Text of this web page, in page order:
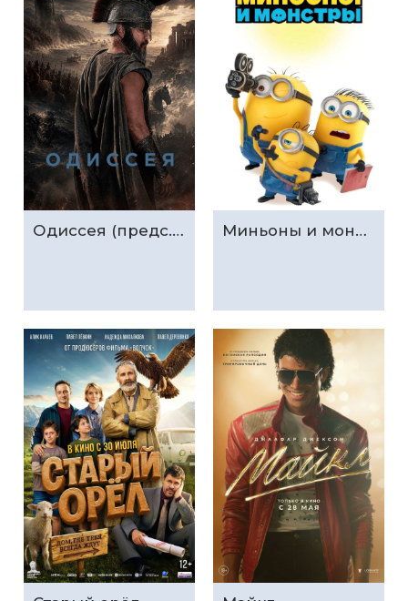
Одиссея (предс.обсл. & Три добрых дела) Миньоны и монстры (предс.обсл. & Три добрых дела)